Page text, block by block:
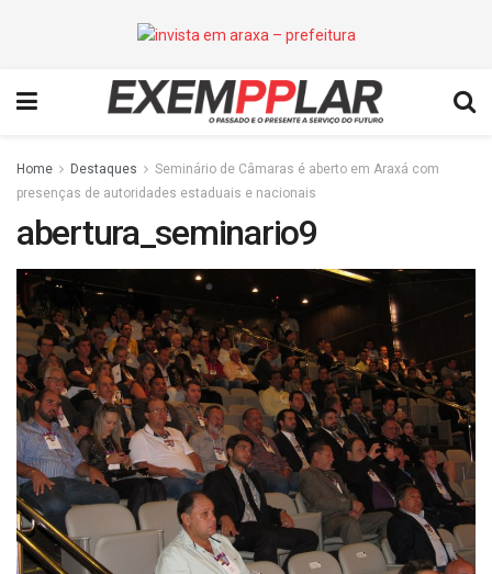
Home Destaques
Seminário de Câmaras é aberto em Araxá com
presenças de autoridades estaduais e nacionais
abertura_seminario9